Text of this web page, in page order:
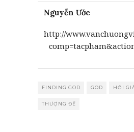
Nguyễn Ước
http://
FINDING GOD GOD HỒI
THƯỢNG ĐẾ